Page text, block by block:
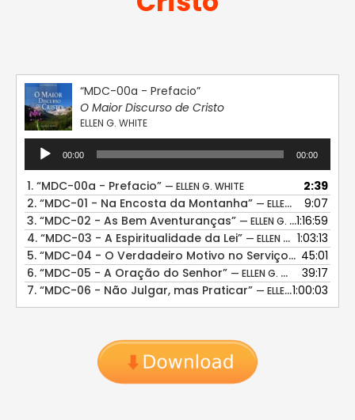
“MDC-00a - Prefacio”
O Maior Discurso de Cristo
ELLEN G. WHITE
Tocador
áudio
00:00 00:00
1. “MDC-00a - Prefacio” — ELLEN G. WHITE
2:39
2. “MDC-01 - Na Encosta da Montanha” — ELLEN G. WHITE
9:07
3. “MDC-02 - As Bem Aventuranças” — ELLEN G. WHITE
1:16:59
4. “MDC-03 - A Espiritualidade da Lei” — ELLEN G. WHITE
1:03:13
5. “MDC-04 - O Verdadeiro Motivo no Serviço” — ELLEN G.
45:01
6. “MDC-05 - A Oração do Senhor” — ELLEN G. WHITE
39:17
7. “MDC-06 - Não Julgar, mas Praticar” — ELLEN G. WHITE 1:00:03